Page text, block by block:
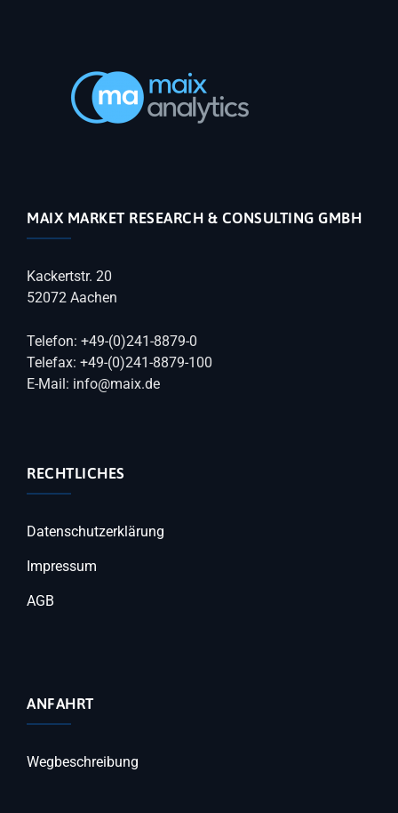
MAIX MARKET RESEARCH & CONSULTING GMBH
Kackertstr. 20
52072 Aachen
Telefon: +49-(0)241-8879-0
Telefax: +49-(0)241-8879-100
E-Mail: info@maix.de
RECHTLICHES
Datenschutzerklärung
Impressum
AGB
ANFAHRT
Wegbeschreibung